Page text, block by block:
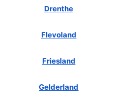
Drenthe
Flevoland
Friesland
Gelderland